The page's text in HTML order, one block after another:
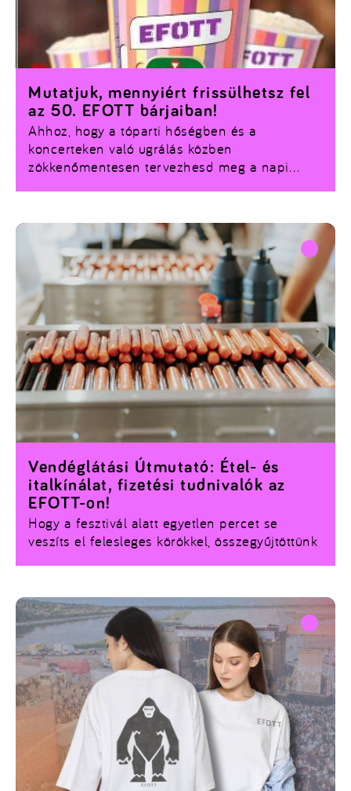
Ahhoz, hogy a tóparti hőségben és a
koncerteken való ugrálás közben
zökkenőmentesen tervezhesd meg a napi
Mutatjuk, mennyiért frissülhetsz fel
az 50. EFOTT bárjaiban!
Hogy a fesztivál alatt egyetlen percet se
veszíts el felesleges körökkel, összegyűjtöttünk
legfontosabb helyszíni tudnivalókról. Olvasd el
figyelmesen, és indulhat a buli!
Vendéglátási Útmutató: Étel- és
italkínálat, fizetési tudnivalók az
EFOTT-on!